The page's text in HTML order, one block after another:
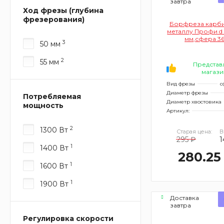
Ход фрезы (глубина
фрезерования)
50 мм3
55 мм 2
Потребляемая
мощность
1300 Вт 2
1400 Вт 1
1600 Вт 1
1900 Вт 1
Регулировка скорости
Борфреза
металлу Профи d
мм,сфера
Вид фрезы
Диаметр фрезы
Диаметр хвостовика
Артикул:
Старая цена:
295 ₽
Доставка
завтра